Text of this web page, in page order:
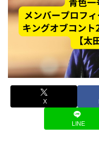
X
LINE